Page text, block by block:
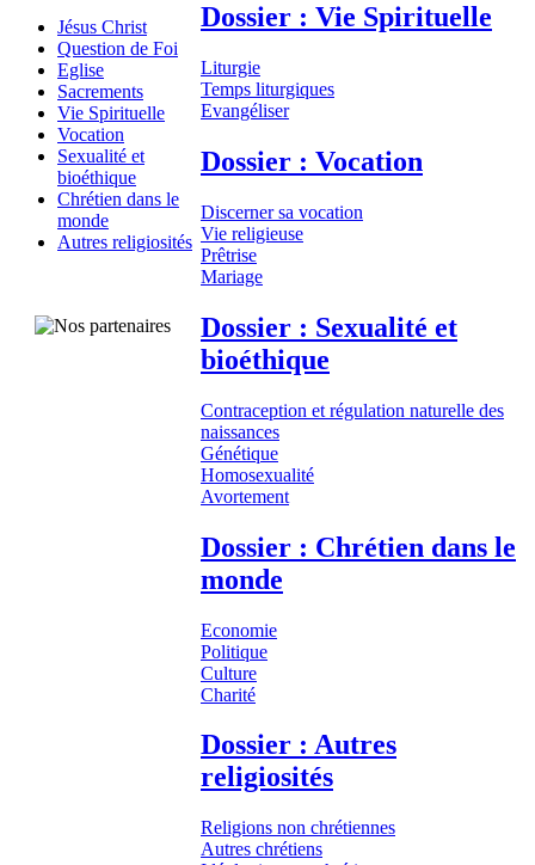
Jésus Christ
Question de Foi
Eglise
Sacrements
Vie Spirituelle
Vocation
Sexualité et
bioéthique
Chrétien dans le
monde
Autres religiosités
Dossier : Vie Spirituelle
Liturgie
Temps liturgiques
Evangéliser
Dossier : Vocation
Discerner sa vocation
Vie religieuse
Prêtrise
Mariage
Dossier : Sexualité et
bioéthique
Contraception et régulation naturelle des
naissances
Génétique
Homosexualité
Avortement
Dossier : Chrétien dans le
monde
Economie
Politique
Culture
Charité
Dossier : Autres
religiosités
Religions non chrétiennes
Autres chrétiens